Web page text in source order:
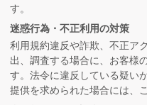
す。
迷惑行為・不正利用の対策
利用規約違反や詐欺、不正ア
出、調査する場合に、お客様
す。法令に違反している疑い
提供を求められた場合には、